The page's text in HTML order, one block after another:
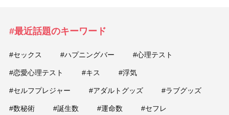
#最近話題のキーワード
#セックス #ハプニングバー #心理テスト
#恋愛心理テスト #キス #浮気
#セルフプレジャー #アダルトグッズ #ラブグッズ
#数秘術 #誕生数 #運命数 #セフレ